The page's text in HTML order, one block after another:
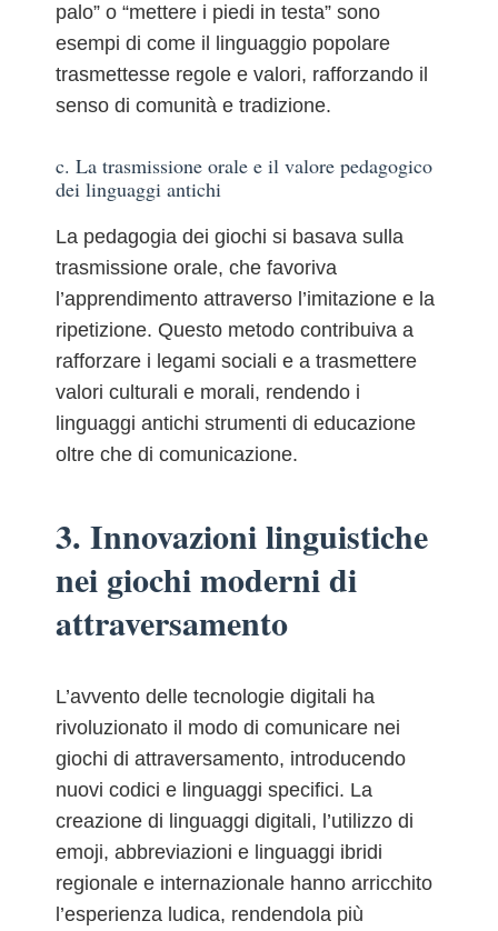
palo” o “mettere i piedi in testa” sono
esempi di come il linguaggio popolare
trasmettesse regole e valori, rafforzando il
senso di comunità e tradizione.
c. La trasmissione orale e il valore pedagogico
dei linguaggi antichi
La pedagogia dei giochi si basava sulla
trasmissione orale, che favoriva
l’apprendimento attraverso l’imitazione e la
ripetizione. Questo metodo contribuiva a
rafforzare i legami sociali e a trasmettere
valori culturali e morali, rendendo i
linguaggi antichi strumenti di educazione
oltre che di comunicazione.
3. Innovazioni linguistiche
nei giochi moderni di
attraversamento
L’avvento delle tecnologie digitali ha
rivoluzionato il modo di comunicare nei
giochi di attraversamento, introducendo
nuovi codici e linguaggi specifici. La
creazione di linguaggi digitali, l’utilizzo di
emoji, abbreviazioni e linguaggi ibridi
regionale e internazionale hanno arricchito
l’esperienza ludica, rendendola più